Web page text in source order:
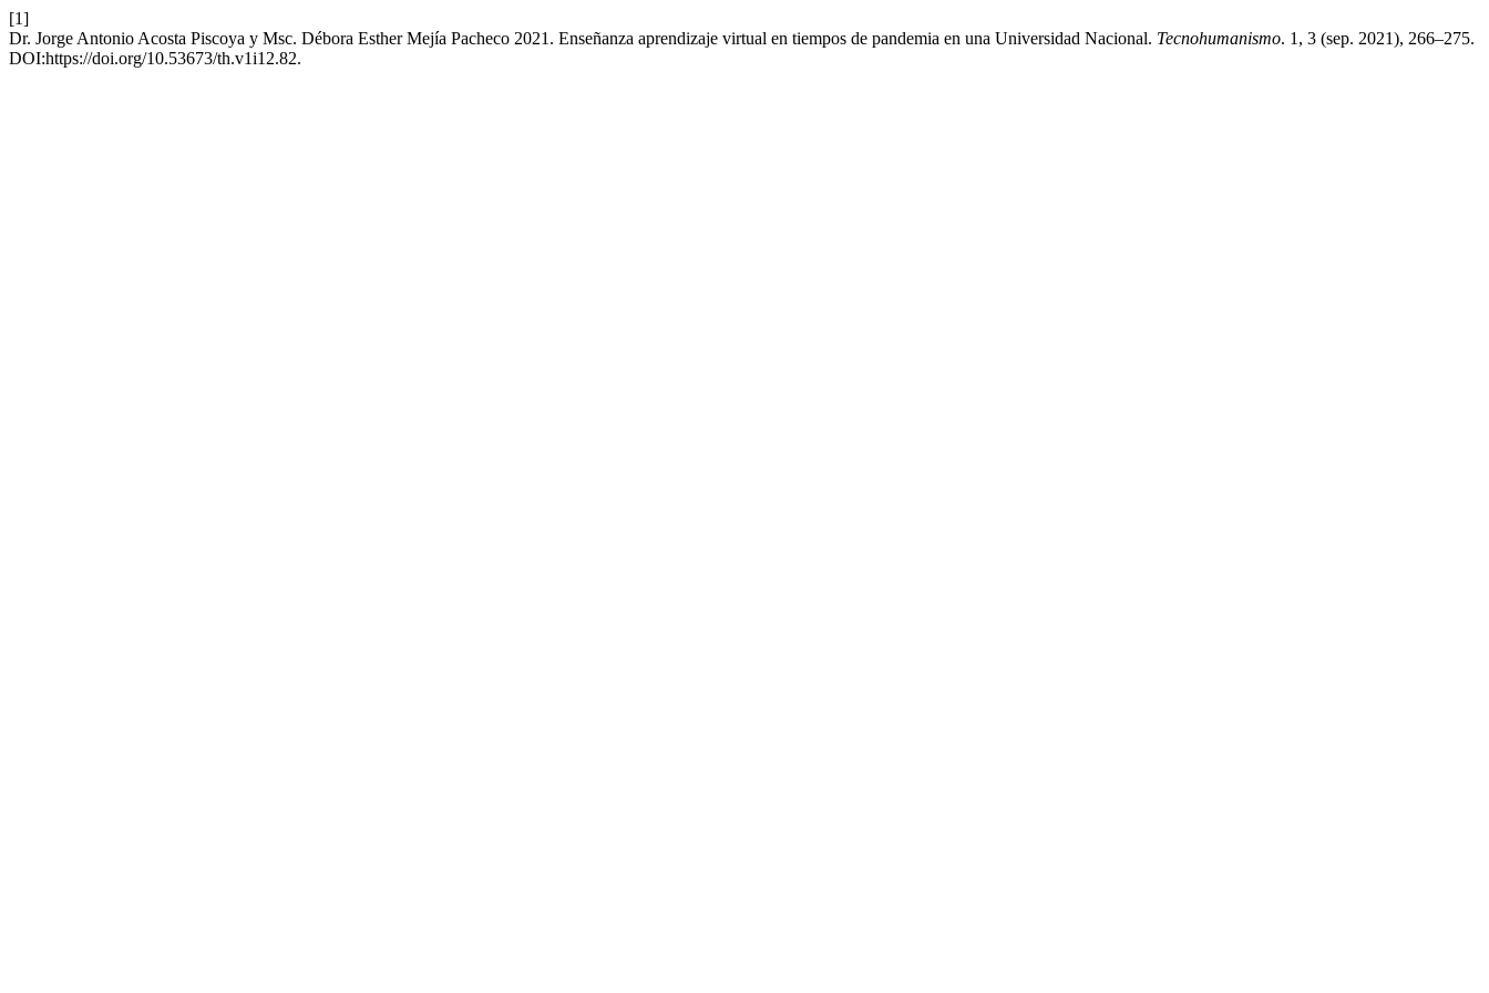
[1]
Dr. Jorge Antonio Acosta Piscoya y Msc. Débora Esther Mejía Pacheco 2021. Enseñanza aprendizaje virtual en tiempos de pandemia en una Universidad Nacional. Tecnohumanismo. 1, 3 (sep. 2021), 266–275.
DOI:https://doi.org/10.53673/th.v1i12.82.